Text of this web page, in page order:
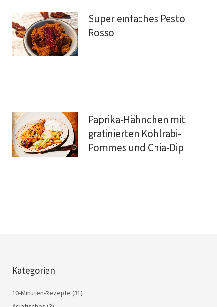
Super einfaches Pesto
Rosso
Paprika-Hähnchen mit
gratinierten Kohlrabi-
Pommes und Chia-Dip
Kategorien
10-Minuten-Rezepte (31)